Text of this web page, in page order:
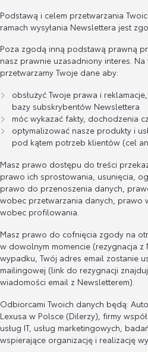
Podstawą i celem przetwarzania
ramach wysyłania Newslettera jest
Poza zgodą inną podstawą prawną
nasz prawnie uzasadniony interes.
przetwarzamy Twoje dane aby:
obsłużyć Twoje prawa i
bazy subskrybentów Newslettera
móc wykazać fakty, dochodzenia
optymalizować nasze produkty i
pod kątem potrzeb klientów (cel
Masz prawo dostępu do treści
prawo ich sprostowania, usunięcia,
prawo do przenoszenia danych,
wobec przetwarzania danych, prawo
wobec profilowania.
Masz prawo do cofnięcia zgody na
w dowolnym momencie (rezygnacja z
wypadku, Twój adres email zostanie
mailingowej (link do rezygnacji
wiadomości email z Newsletterem).
Odbiorcami Twoich danych będą:
Lexusa w Polsce (Dilerzy), firmy
usług IT, usług marketingowych,
wspierające organizację i realizację